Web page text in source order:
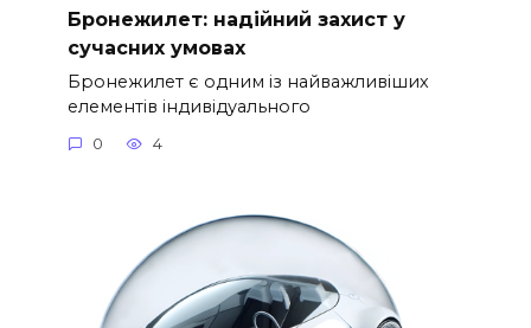
Бронежилет: надійний захист у
сучасних умовах
Бронежилет є одним із найважливіших
елементів індивідуального
0 4